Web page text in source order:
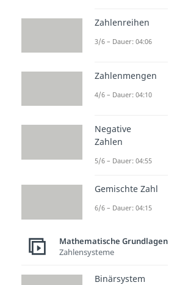
Zahlenreihen
3/6 – Dauer: 04:06
Zahlenmengen
4/6 – Dauer: 04:10
Negative
Zahlen
5/6 – Dauer: 04:55
Gemischte Zahl
6/6 – Dauer: 04:15
Mathematische Grundlagen
Zahlensysteme
Binärsystem